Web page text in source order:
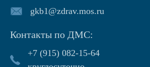
gkb1@zdrav.mos.ru
Контакты по ДМС:
+7 (915) 082-15-64